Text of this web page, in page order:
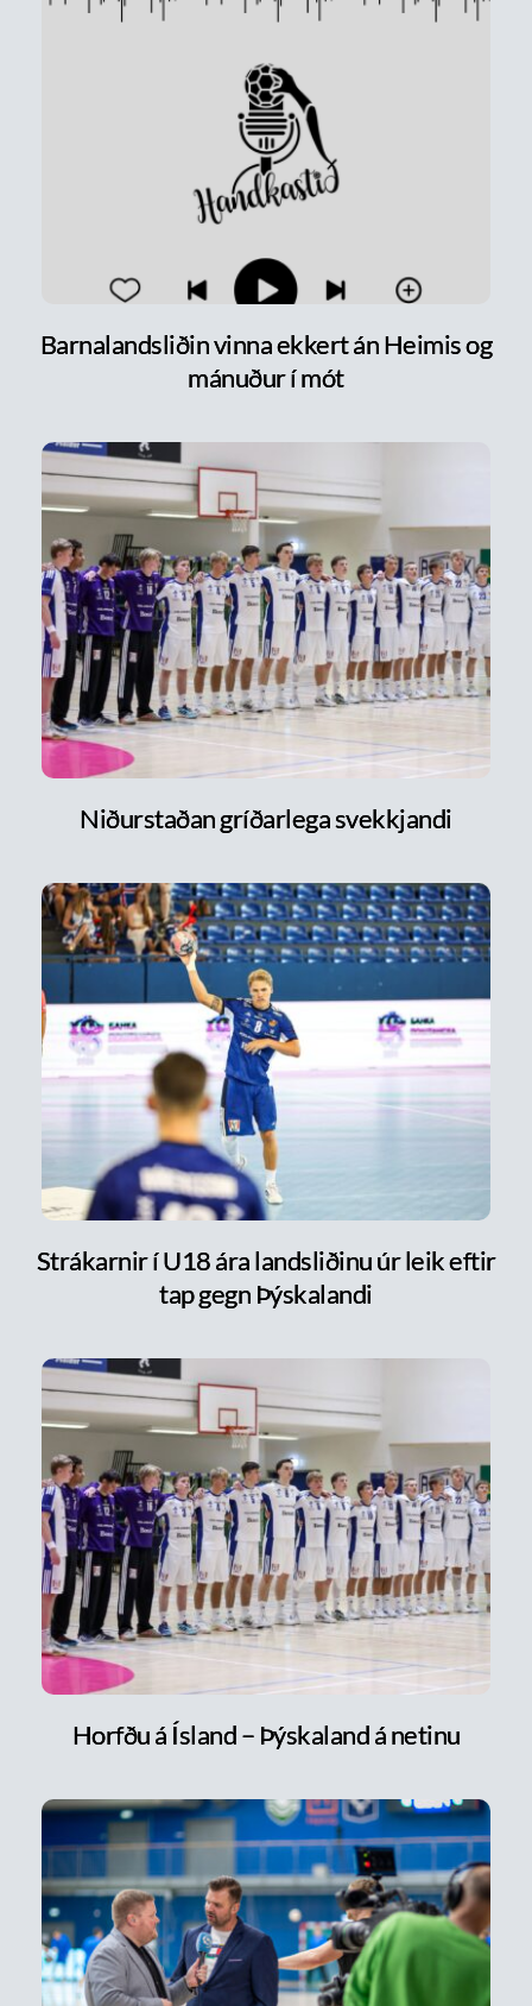
Barnalandsliðin vinna ekkert án Heimis og
mánuður í mót
Niðurstaðan gríðarlega svekkjandi
Strákarnir í U18 ára landsliðinu úr leik eftir
tap gegn Þýskalandi
Horfðu á Ísland – Þýskaland á netinu